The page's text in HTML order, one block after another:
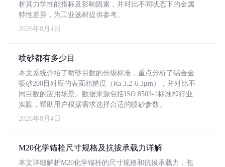
析其力学性能指标及影响因素，并对比不同状态下的金属
特性差异，为工业选材提供参考。
2026年8月4日
喷砂都有多少目
本文系统介绍了喷砂目数的分级标准，重点分析了铝合金
喷砂200目对应的表面粗糙度（Ra 3.2-6.3μm），并对比不
同目数的应用场景。数据来源包括ISO 8503-1标准和行业
实践，帮助用户根据需求选择合适的喷砂参数。
2026年8月4日
M20化学锚栓尺寸规格及抗拔承载力详解
本文详细解析M20化学锚栓的尺寸规格和抗拔承载力，包